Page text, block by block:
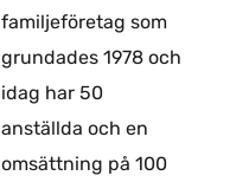
familjeföretag som
grundades 1978 och
idag har 50
anställda och en
omsättning på 100